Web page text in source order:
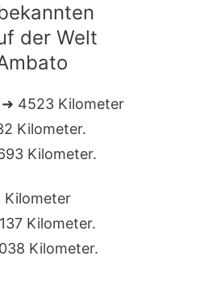
der Welt
➜ 4523 Kilometer
Kilometer.
Kilometer.
Kilometer
Kilometer.
Kilometer.